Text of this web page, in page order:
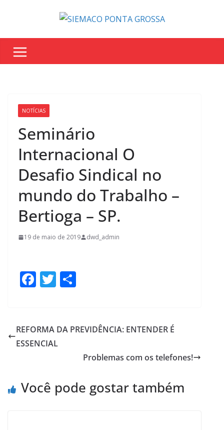
NOTÍCIAS
Seminário
Internacional O
Desafio Sindical no
mundo do Trabalho –
Bertioga – SP.
19 de maio de 2019 dwd_admin
F
b
o
T
er e
REFORMA DA PREVIDÊNCIA: ENTENDER É
ESSENCIAL
Problemas com os telefones!
Você pode gostar também